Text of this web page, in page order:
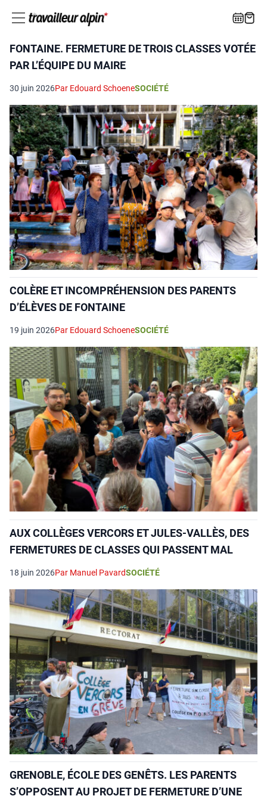
FONTAINE. FERMETURE DE TROIS CLASSES VOTÉE
PAR L’ÉQUIPE DU MAIRE
30 juin 2026Par Edouard SchoeneSOCIÉTÉ
COLÈRE ET INCOMPRÉHENSION DES PARENTS
D’ÉLÈVES DE FONTAINE
19 juin 2026Par Edouard SchoeneSOCIÉTÉ
AUX COLLÈGES VERCORS ET JULES-VALLÈS, DES
FERMETURES DE CLASSES QUI PASSENT MAL
18 juin 2026Par Manuel PavardSOCIÉTÉ
GRENOBLE, ÉCOLE DES GENÊTS. LES PARENTS
S’OPPOSENT AU PROJET DE FERMETURE D’UNE